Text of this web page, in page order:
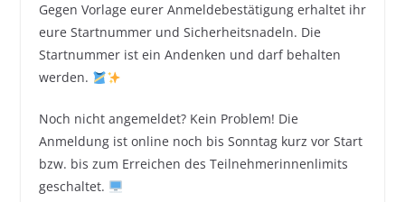
Gegen Vorlage eurer Anmeldebestätigung erhaltet ihr
eure Startnummer und Sicherheitsnadeln. Die
Startnummer ist ein Andenken und darf behalten
werden.
Noch nicht angemeldet? Kein Problem! Die
Anmeldung ist online noch bis Sonntag kurz vor Start
bzw. bis zum Erreichen des Teilnehmerinnenlimits
geschaltet.